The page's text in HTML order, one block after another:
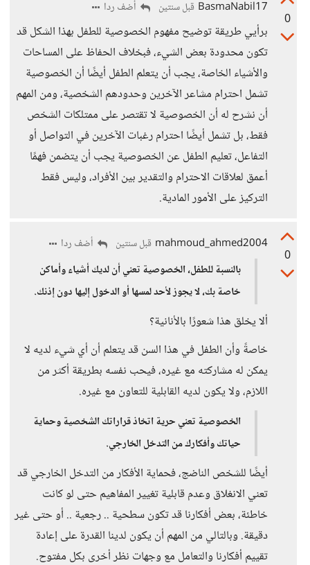
0
BasmaNabil17 قبل سنتين أضف ردا
برأيي طريقة توضيح مفهوم الخصوصية للطفل بهذا الشكل قد
تكون محدودة بعض الشيء، فبخلاف الحفاظ على المساحات
والأشياء الخاصة، يجب أن يتعلم الطفل أيضًا أن الخصوصية
تشمل احترام مشاعر الآخرين وحدودهم الشخصية، ومن المهم
أن نشرح له أن الخصوصية لا تقتصر على ممتلكات الشخص
فقط، بل تشمل أيضًا احترام رغبات الآخرين في التواصل أو
التفاعل، تعليم الطفل عن الخصوصية يجب أن يتضمن فهمًا
أعمق لعلاقات الاحترام والتقدير بين الأفراد، وليس فقط
التركيز على الأمور المادية.
0
mahmoud_ahmed2004 قبل سنتين
أضف ردا
بالنسبة للطفل، الخصوصية تعني أن لديك أشياء وأماكن
خاصة بك، لا يجوز لأحد لمسها أو الدخول إليها دون إذنك.
ألا يخلق هذا شعورًا بالأنانية؟
خاصةً وأن الطفل في هذا السن قد يتعلم أن أي شيء لديه لا
يمكن له مشاركته مع غيره، فيحب نفسه بطريقة أكثر من
اللازم، ولا يكون لديه القابلية للتعاون مع غيره.
الخصوصية تعني حرية اتخاذ قراراتك الشخصية وحماية
حياتك وأفكارك من التدخل الخارجي.
أيضًا للشخص الناضج، فحماية الأفكار من التدخل الخارجي قد
تعني الانغلاق وعدم قابلية تغيير المفاهيم حتى لو كانت
خاطئة، بعض أفكارنا قد تكون سطحية .. رجعية .. أو حتى غير
دقيقة. وبالتالي من المهم أن يكون لدينا القدرة على إعادة
تقييم أفكارنا والتعامل مع وجهات نظر أخرى بكل مفتوح.